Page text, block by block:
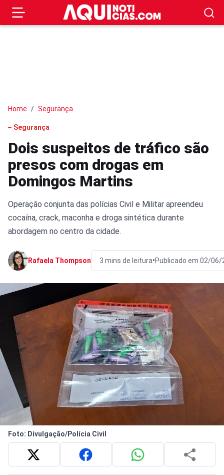
Home Segurança
Segurança
Dois suspeitos de tráfico são
presos com drogas em
Domingos Martins
Operação conjunta das polícias Civil e Militar apreendeu
cocaína, crack, maconha e droga sintética durante
abordagem no centro da cidade.
Rafaela Thompson 3 mins de leitura•Publicado em 02/06/
Foto: Divulgação/Polícia Civil